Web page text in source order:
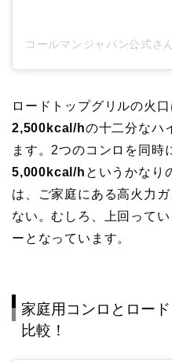
ロードトップグリルの火
2,500kcal/hの十二分なハ
ます。2つのコンロを同時
5,000kcal/h というかなり
は、ご家庭にある高火力
ない。むしろ、上回って
ーとなっています。
家庭用コンロとロー
比較！